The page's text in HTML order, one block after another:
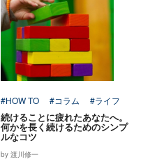
#HOW TO #コラム #ライフ
続けることに疲れたあなたへ。
何かを長く続けるためのシンプ
ルなコツ
by 渡川修一